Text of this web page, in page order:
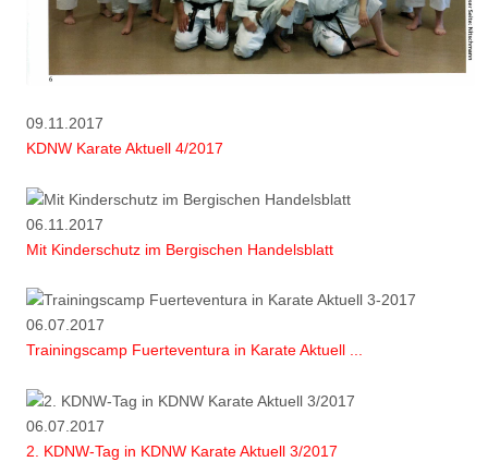
09.11.2017
KDNW Karate Aktuell 4/2017
06.11.2017
Mit Kinderschutz im Bergischen Handelsblatt
06.07.2017
Trainingscamp Fuerteventura in Karate Aktuell ...
06.07.2017
2. KDNW-Tag in KDNW Karate Aktuell 3/2017